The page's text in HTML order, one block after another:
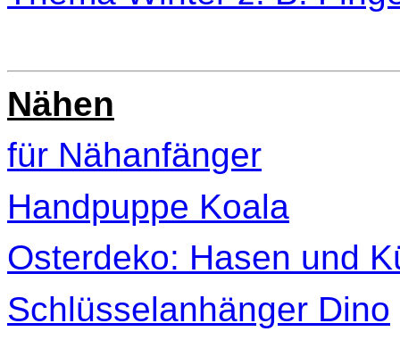
Nähen
für Nähanfänger
Handpuppe Koala
Osterdeko: Hasen und
Schlüsselanhänger Dino